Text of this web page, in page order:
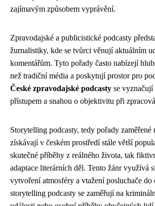
zajímavým způsobem vyprávění.
Zpravodajské a publicistické podcasty
žurnalistiky, kde se tvůrci věnují aktuálním
komentářům. Tyto pořady často nabízejí
než tradiční média a poskytují prostor pro
České zpravodajské podcasty se
přístupem a snahou o objektivitu při
Storytelling podcasty, tedy pořady
získávají v českém prostředí stále větší
skutečné příběhy z reálného života, tak
adaptace literárních děl. Tento žánr využívá
vytvoření atmosféry a vtažení posluchače do
storytelling podcasty se zaměřují na